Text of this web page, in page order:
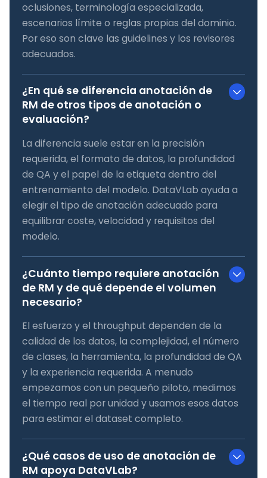
oclusiones, terminología especializada,
escenarios límite o reglas propias del dominio.
Por eso son clave las guidelines y los revisores
adecuados.
¿En qué se diferencia anotación de
RM de otros tipos de anotación o
evaluación?
La diferencia suele estar en la precisión
requerida, el formato de datos, la profundidad
de QA y el papel de la etiqueta dentro del
entrenamiento del modelo. DataVLab ayuda a
elegir el tipo de anotación adecuado para
equilibrar coste, velocidad y requisitos del
modelo.
¿Cuánto tiempo requiere anotación
de RM y de qué depende el volumen
necesario?
El esfuerzo y el throughput dependen de la
calidad de los datos, la complejidad, el número
de clases, la herramienta, la profundidad de QA
y la experiencia requerida. A menudo
empezamos con un pequeño piloto, medimos
el tiempo real por unidad y usamos esos datos
para estimar el dataset completo.
¿Qué casos de uso de anotación de
RM apoya DataVLab?